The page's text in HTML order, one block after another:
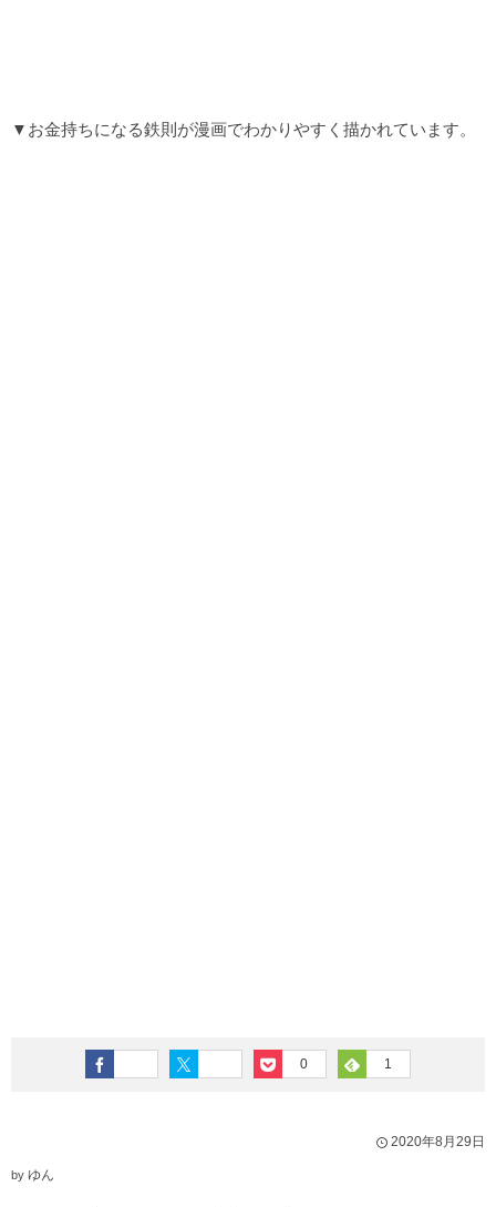
▼お金持ちになる鉄則が漫画でわかりやすく描かれています。
0 1
2020年8月29日
by ゆん